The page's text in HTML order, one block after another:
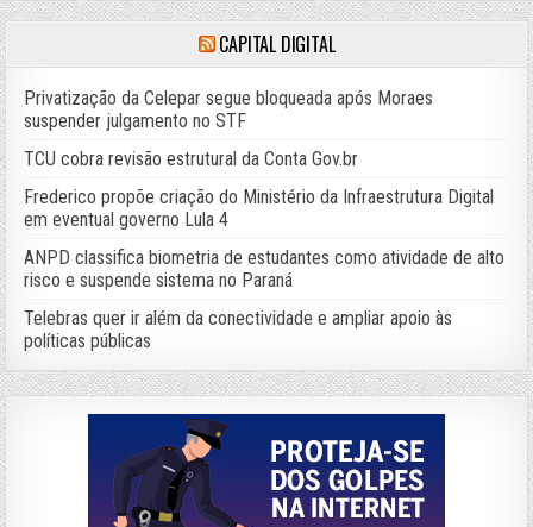
CAPITAL DIGITAL
Privatização da Celepar segue bloqueada após Moraes
suspender julgamento no STF
TCU cobra revisão estrutural da Conta Gov.br
Frederico propõe criação do Ministério da Infraestrutura Digital
em eventual governo Lula 4
ANPD classifica biometria de estudantes como atividade de alto
risco e suspende sistema no Paraná
Telebras quer ir além da conectividade e ampliar apoio às
políticas públicas